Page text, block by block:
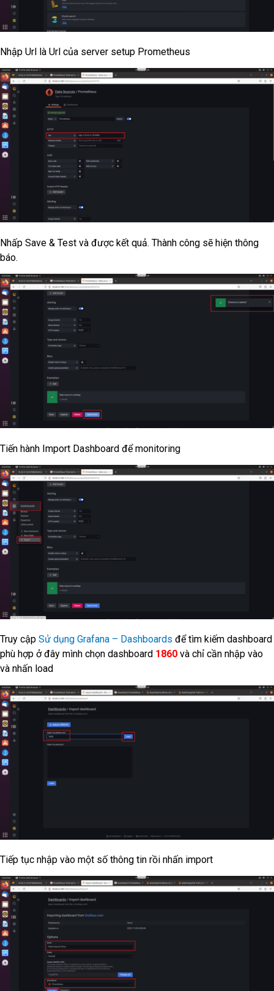
Nhập Url là Url của server setup Prometheus
Nhấp Save & Test và được kết quả. Thành công sẽ hiện thông
báo.
Tiến hành Import Dashboard để monitoring
Truy cập Sử dụng Grafana – Dashboards để tìm kiếm dashboard
phù hợp ở đây mình chọn dashboard 1860 và chỉ cần nhập vào
và nhấn load
Tiếp tục nhập vào một số thông tin rồi nhấn import